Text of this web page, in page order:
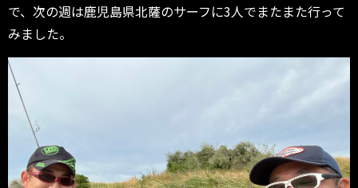
で、次の週は鹿児島県北薩のサーフに3人でまたまた行って
みました。